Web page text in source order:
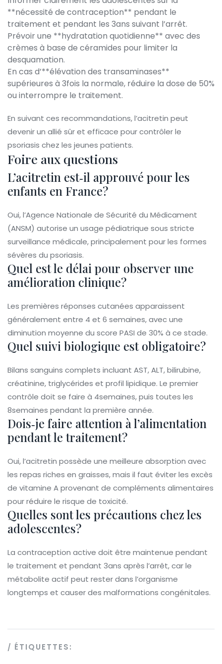
**nécessité de contraception** pendant le
traitement et pendant les 3ans suivant l’arrêt.
Prévoir une **hydratation quotidienne** avec des
crèmes à base de céramides pour limiter la
desquamation.
En cas d’**élévation des transaminases**
supérieures à 3fois la normale, réduire la dose de 50%
ou interrompre le traitement.
En suivant ces recommandations, l’acitretin peut
devenir un allié sûr et efficace pour contrôler le
psoriasis chez les jeunes patients.
Foire aux questions
L’acitretin est‑il approuvé pour les
enfants en France?
Oui, l’Agence Nationale de Sécurité du Médicament
(ANSM) autorise un usage pédiatrique sous stricte
surveillance médicale, principalement pour les formes
sévères du psoriasis.
Quel est le délai pour observer une
amélioration clinique?
Les premières réponses cutanées apparaissent
généralement entre 4 et 6 semaines, avec une
diminution moyenne du score PASI de 30% à ce stade.
Quel suivi biologique est obligatoire?
Bilans sanguins complets incluant AST, ALT, bilirubine,
créatinine, triglycérides et profil lipidique. Le premier
contrôle doit se faire à 4semaines, puis toutes les
8semaines pendant la première année.
Dois‑je faire attention à l’alimentation
pendant le traitement?
Oui, l’acitretin possède une meilleure absorption avec
les repas riches en graisses, mais il faut éviter les excès
de vitamine A provenant de compléments alimentaires
pour réduire le risque de toxicité.
Quelles sont les précautions chez les
adolescentes?
La contraception active doit être maintenue pendant
le traitement et pendant 3ans après l’arrêt, car le
métabolite actif peut rester dans l’organisme
longtemps et causer des malformations congénitales.
ÉTIQUETTES: